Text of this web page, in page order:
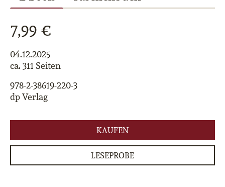
7,99 €
04.12.2025
ca. 311 Seiten
978-2-38619-220-3
dp Verlag
KAUFEN
LESEPROBE